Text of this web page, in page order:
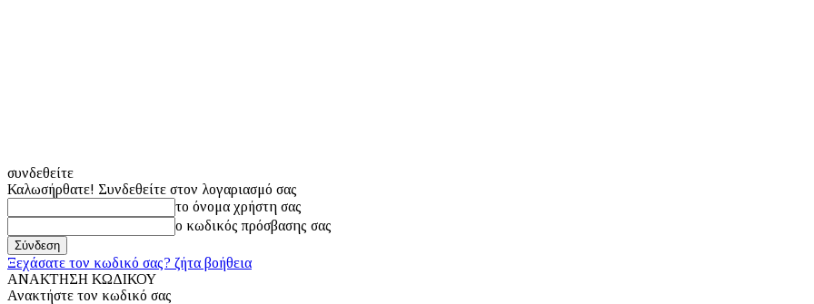
συνδεθείτε
Καλωσήρθατε! Συνδεθείτε στον λογαριασμό σας
το όνομα χρήστη σας
ο κωδικός πρόσβασης σας
Ξεχάσατε τον κωδικό σας? ζήτα βοήθεια
ΑΝΑΚΤΗΣΗ ΚΩΔΙΚΟΥ
Ανακτήστε τον κωδικό σας